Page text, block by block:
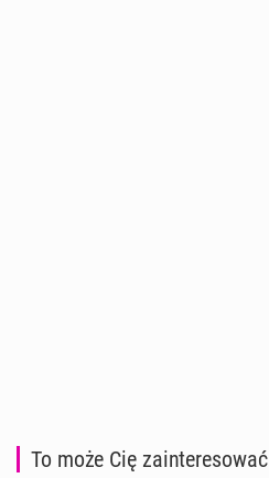
To może Cię zainteresować